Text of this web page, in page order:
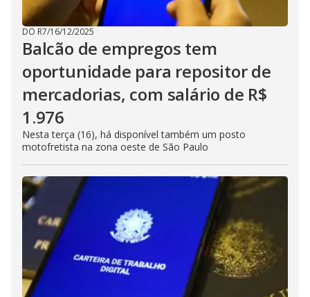
DO R7/16/12/2025
Balcão de empregos tem
oportunidade para repositor de
mercadorias, com salário de R$
1.976
Nesta terça (16), há disponível também um posto
motofretista na zona oeste de São Paulo